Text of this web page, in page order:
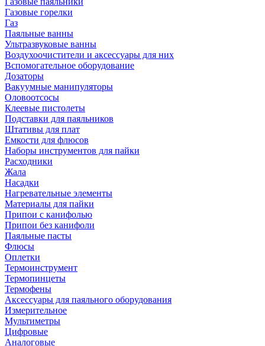
Газовые горелки
Газ
Паяльные ванны
Ультразвуковые ванны
Воздухоочистители и аксессуары для них
Вспомогательное оборудование
Дозаторы
Вакуумные манипуляторы
Оловоотсосы
Клеевые пистолеты
Подставки для паяльников
Штативы для плат
Емкости для флюсов
Наборы инструментов для пайки
Расходники
Жала
Насадки
Нагревательные элементы
Материалы для пайки
Припои с канифолью
Припои без канифоли
Паяльные пасты
Флюсы
Оплетки
Термоинструмент
Термопинцеты
Термофены
Аксессуары для паяльного оборудования
Измерительное
Мультиметры
Цифровые
Аналоговые